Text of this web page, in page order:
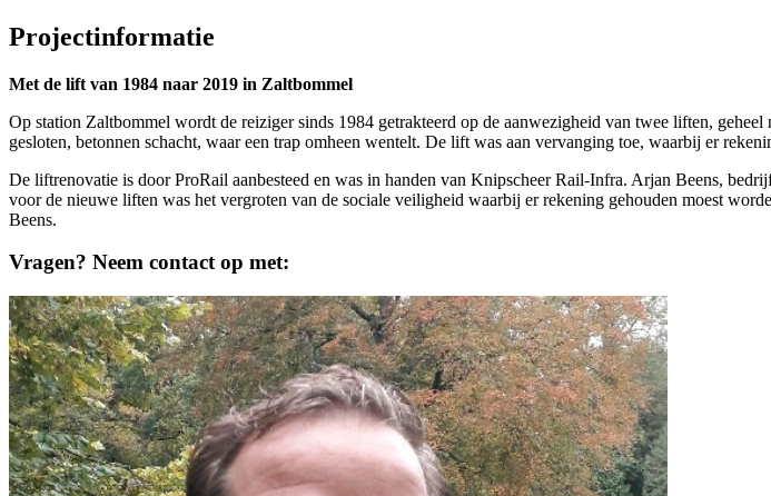
Projectinformatie
Met de lift van 1984 naar 2019 in Zaltbommel
Op station Zaltbommel wordt de reiziger sinds 1984 getrakteerd op de aanwezigheid van twee liften,
gesloten, betonnen schacht, waar een trap omheen wentelt. De lift was aan vervanging toe, waarbij er
De liftrenovatie is door ProRail aanbesteed en was in handen van Knipscheer Rail-Infra. Arjan Beens,
voor de nieuwe liften was het vergroten van de sociale veiligheid waarbij er rekening gehouden moest
Beens.
Vragen? Neem contact op met: